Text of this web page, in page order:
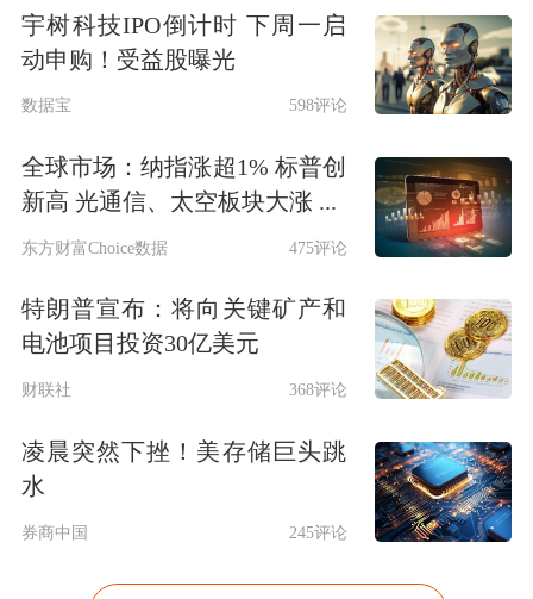
呢？上海燃气客服中心介绍，可通过以
下四种方式查询账单：手机微信扫描
燃气微客服”；进入支付宝“生活缴费-
燃气费”页面，选择缴费单位并输入绑
宇树科技IPO倒计时 下周一启
动申购！受益股曝光
数据宝 598评论
全球市场：纳指涨超1% 标普创
新高 光通信、太空板块大涨 ...
东方财富Choice数据 475评论
特朗普宣布：将向关键矿产和
电池项目投资30亿美元
财联社 368评论
凌晨突然下挫！美存储巨头跳
水
券商中国 245评论